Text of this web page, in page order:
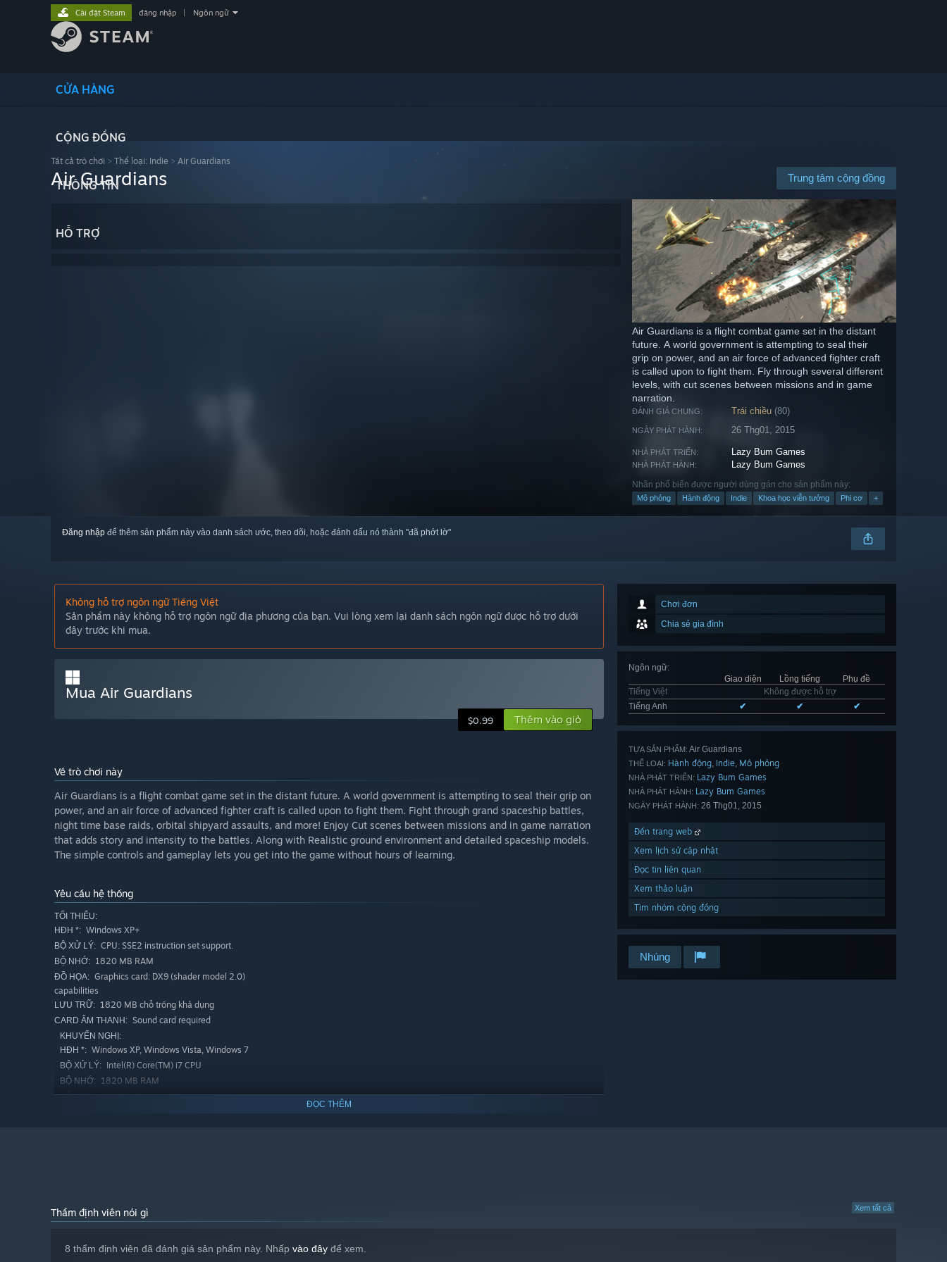
CỬA HÀNG
CỘNG ĐỒNG
THÔNG TIN
HỖ TRỢ
Cài đặt Steam đăng nhập Ngôn ngữ
Tất cả trò chơi > Thể loại: Indie > Air Guardians
Trung tâm cộng đồng
Air Guardians
Air Guardians is a flight combat game set in the distant
future. A world government is attempting to seal their
grip on power, and an air force of advanced fighter craft
is called upon to fight them. Fly through several different
levels, with cut scenes between missions and in game
narration.
ĐÁNH GIÁ CHUNG: Trái chiều (80)
NGÀY PHÁT HÀNH: 26 Thg01, 2015
NHÀ PHÁT TRIỂN: Lazy Bum Games
NHÀ PHÁT HÀNH: Lazy Bum Games
Nhãn phổ biến được người dùng gán cho sản phẩm này:
Mô phỏng Hành động Indie Khoa học viễn tưởng Phi cơ +
Đăng nhập để thêm sản phẩm này vào danh sách ước, theo dõi, hoặc đánh dấu nó thành "đã phớt lờ"
Chơi đơn
Chia sẻ gia đình
Ngôn ngữ:
Giao diện
Lồng tiếng
Phụ đề
Tiếng Việt
Không được hỗ trợ
Tiếng Anh
✔ ✔ ✔
TỰA SẢN PHẨM: Air Guardians
THỂ LOẠI: Hành động, Indie, Mô phỏng
NHÀ PHÁT TRIỂN: Lazy Bum Games
NHÀ PHÁT HÀNH: Lazy Bum Games
NGÀY PHÁT HÀNH: 26 Thg01, 2015
Đến trang web
Xem lịch sử cập nhật
Đọc tin liên quan
Xem thảo luận
Tìm nhóm cộng đồng
Nhúng
Không hỗ trợ ngôn ngữ Tiếng Việt
Sản phẩm này không hỗ trợ ngôn ngữ địa phương của bạn. Vui lòng xem lại danh sách ngôn ngữ được hỗ trợ dưới
đây trước khi mua.
Mua Air Guardians
$0.99 Thêm vào giỏ
Về trò chơi này
Air Guardians is a flight combat game set in the distant future. A world government is attempting to seal their grip on
power, and an air force of advanced fighter craft is called upon to fight them. Fight through grand spaceship battles,
night time base raids, orbital shipyard assaults, and more! Enjoy Cut scenes between missions and in game narration
that adds story and intensity to the battles. Along with Realistic ground environment and detailed spaceship models.
The simple controls and gameplay lets you get into the game without hours of learning.
Yêu cầu hệ thống
TỐI THIỂU:
HĐH *: Windows XP+
BỘ XỬ LÝ: CPU: SSE2 instruction set support.
BỘ NHỚ: 1820 MB RAM
ĐỒ HỌA: Graphics card: DX9 (shader model 2.0)
capabilities
LƯU TRỮ: 1820 MB chỗ trống khả dụng
CARD ÂM THANH: Sound card required
KHUYẾN NGHỊ:
HĐH *: Windows XP, Windows Vista, Windows 7
BỘ XỬ LÝ: Intel(R) Core(TM) i7 CPU
BỘ NHỚ: 1820 MB RAM
ĐỒ HỌA: AMD Catalyst driver
ĐỌC THÊM
Xem tất cả
Thẩm định viên nói gì
8 thẩm định viên đã đánh giá sản phẩm này. Nhấp vào đây để xem.